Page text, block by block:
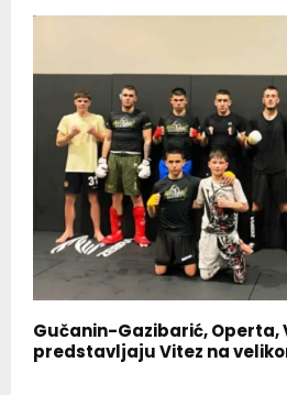
Gučanin-Gazibarić, Operta,
predstavljaju Vitez na